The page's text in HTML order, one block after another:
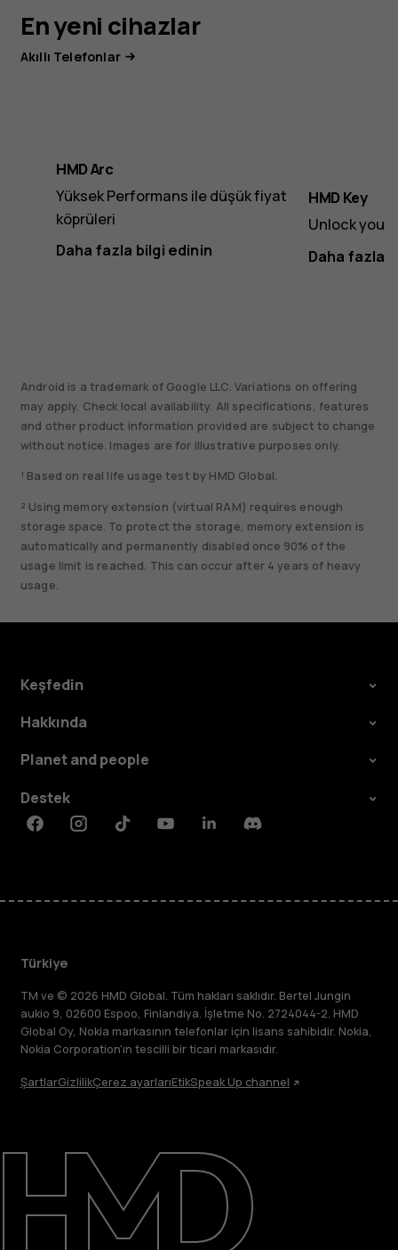
Hakkında
Türkiye
En yeni cihazlar
Akıllı Telefonlar
HMD Arc
Yüksek Performans ile düşük fiyat
köprüleri
Daha fazla bilgi edinin
HMD Key
Unlock your
Daha fazla
Android is a trademark of Google LLC. Variations on offering
may apply. Check local availability. All specifications, features
and other product information provided are subject to change
without notice. Images are for illustrative purposes only.
¹ Based on real life usage test by HMD Global.
² Using memory extension (virtual RAM) requires enough
storage space. To protect the storage, memory extension is
automatically and permanently disabled once 90% of the
usage limit is reached. This can occur after 4 years of heavy
usage.
Keşfedin
Hakkında
Planet and people
Destek
FacebookInstagramTiktokYoutubeLinkedinDiscord
Türkiye
TM ve © 2026 HMD Global. Tüm hakları saklıdır. Bertel Jungin
aukio 9, 02600 Espoo, Finlandiya. İşletme No. 2724044-2. HMD
Global Oy, Nokia markasının telefonlar için lisans sahibidir. Nokia,
Nokia Corporation'ın tescilli bir ticari markasıdır.
ŞartlarGizlilikÇerez ayarlarıEtikSpeak Up channel